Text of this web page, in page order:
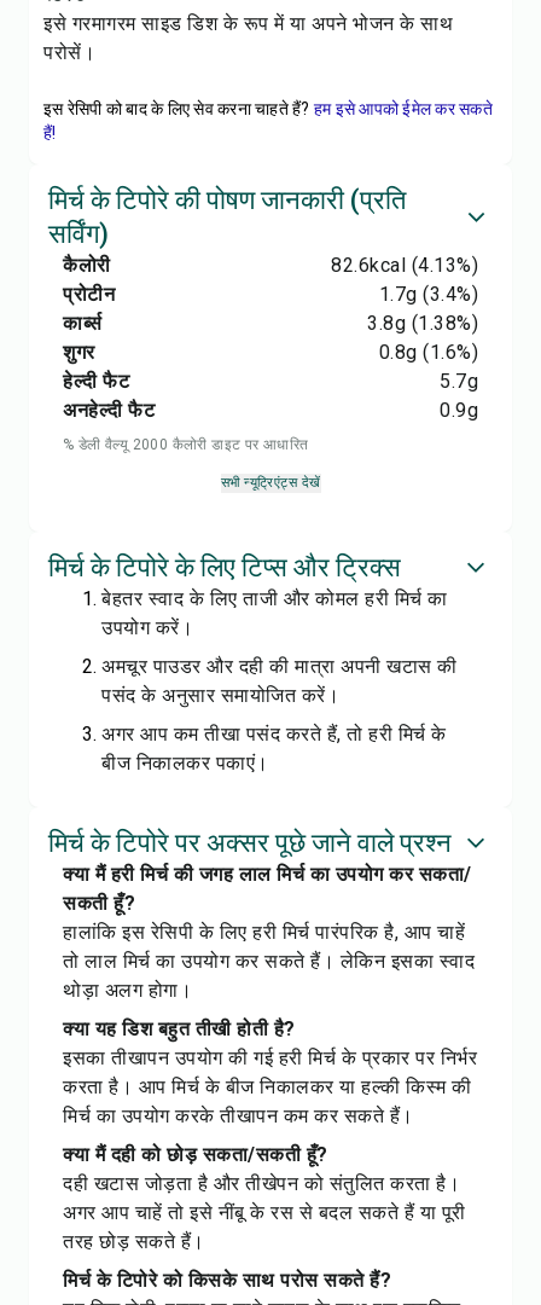
इसे गरमागरम साइड डिश के रूप में या अपने भोजन के साथ
परोसें।
इस रेसिपी को बाद के लिए सेव करना चाहते हैं? हम इसे आपको ईमेल कर सकते
हैं!
मिर्च के टिपोरे की पोषण जानकारी (प्रति
सर्विंग)
कैलोरी 82.6kcal (4.13%)
प्रोटीन
1.7g (3.4%)
कार्ब्स
3.8g (1.38%)
शुगर
0.8g (1.6%)
हेल्दी फैट
5.7g
अनहेल्दी फैट
0.9g
% डेली वैल्यू 2000 कैलोरी डाइट पर आधारित
सभी न्यूट्रिएंट्स देखें
मिर्च के टिपोरे के लिए टिप्स और ट्रिक्स
बेहतर स्वाद के लिए ताजी और कोमल हरी मिर्च का
उपयोग करें।
अमचूर पाउडर और दही की मात्रा अपनी खटास की
पसंद के अनुसार समायोजित करें।
अगर आप कम तीखा पसंद करते हैं, तो हरी मिर्च के
बीज निकालकर पकाएं।
मिर्च के टिपोरे पर अक्सर पूछे जाने वाले प्रश्न
क्या मैं हरी मिर्च की जगह लाल मिर्च का उपयोग कर सकता/
सकती हूँ?
हालांकि इस रेसिपी के लिए हरी मिर्च पारंपरिक है, आप चाहें
तो लाल मिर्च का उपयोग कर सकते हैं। लेकिन इसका स्वाद
थोड़ा अलग होगा।
क्या यह डिश बहुत तीखी होती है?
इसका तीखापन उपयोग की गई हरी मिर्च के प्रकार पर निर्भर
करता है। आप मिर्च के बीज निकालकर या हल्की किस्म की
मिर्च का उपयोग करके तीखापन कम कर सकते हैं।
क्या मैं दही को छोड़ सकता/सकती हूँ?
दही खटास जोड़ता है और तीखेपन को संतुलित करता है।
अगर आप चाहें तो इसे नींबू के रस से बदल सकते हैं या पूरी
तरह छोड़ सकते हैं।
मिर्च के टिपोरे को किसके साथ परोस सकते हैं?